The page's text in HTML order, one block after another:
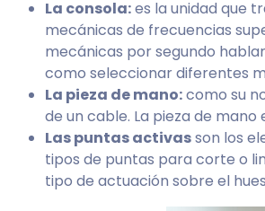
La consola:es la unidad que
mecánicas de frecuencias
mecánicas por segundo
como seleccionar diferentes
La pieza de mano:como su
de un cable. La pieza de
Las puntas activasson los
tipos de puntas para corte o
tipo de actuación sobre el